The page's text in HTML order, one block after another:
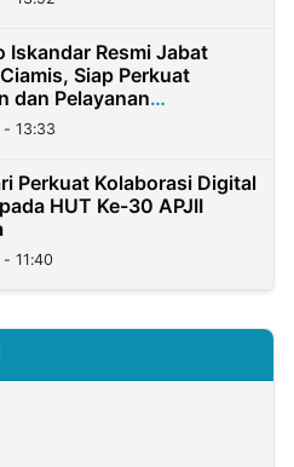
Iskandar Resmi Jabat
Siap Perkuat
dan Pelayanan
13:33
Perkuat Kolaborasi Digital
HUT Ke-30 APJII
11:40